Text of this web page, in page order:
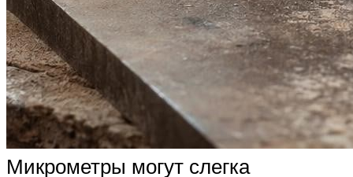
Микрометры могут слегка